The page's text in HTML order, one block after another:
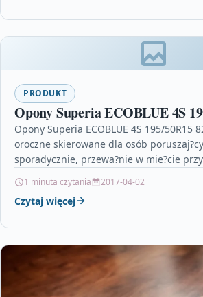
PRODUKT
Opony Superia ECOBLUE 4S
Opony Superia ECOBLUE 4S 195/50R15
oroczne skierowane dla osób
sporadycznie, przewa?nie w mie?cie
1 minuta czytania 2017-04-02
Czytaj więcej